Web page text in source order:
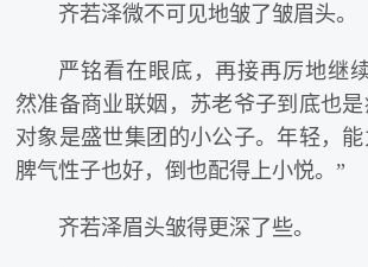
齐若泽微不可见地皱了皱眉头。
严铭看在眼底，再接再厉地继
然准备商业联姻，苏老爷子到底也
对象是盛世集团的小公子。年轻，
脾气性子也好，倒也配得上小悦。”
齐若泽眉头皱得更深了些。